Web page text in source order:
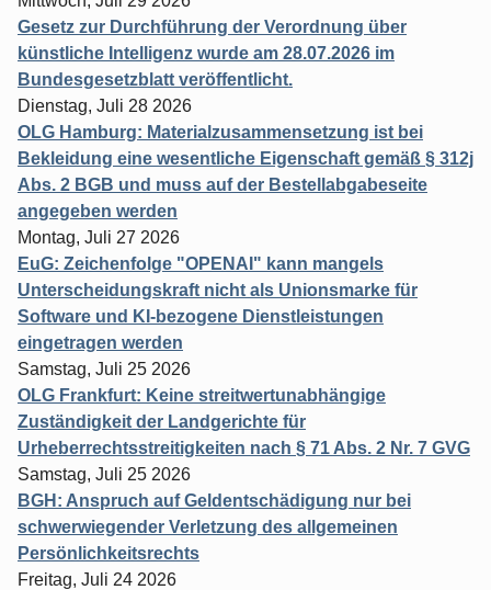
Gesetz zur Durchführung der Verordnung über
künstliche Intelligenz wurde am 28.07.2026 im
Bundesgesetzblatt veröffentlicht.
Dienstag, Juli 28 2026
OLG Hamburg: Materialzusammensetzung ist bei
Bekleidung eine wesentliche Eigenschaft gemäß § 312j
Abs. 2 BGB und muss auf der Bestellabgabeseite
angegeben werden
Montag, Juli 27 2026
EuG: Zeichenfolge "OPENAI" kann mangels
Unterscheidungskraft nicht als Unionsmarke für
Software und KI-bezogene Dienstleistungen
eingetragen werden
Samstag, Juli 25 2026
OLG Frankfurt: Keine streitwertunabhängige
Zuständigkeit der Landgerichte für
Urheberrechtsstreitigkeiten nach § 71 Abs. 2 Nr. 7 GVG
Samstag, Juli 25 2026
BGH: Anspruch auf Geldentschädigung nur bei
schwerwiegender Verletzung des allgemeinen
Persönlichkeitsrechts
Freitag, Juli 24 2026